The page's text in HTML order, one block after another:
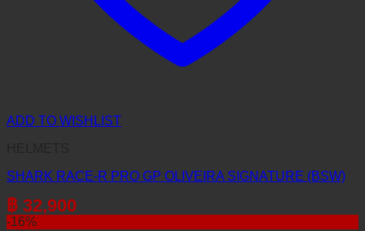
ADD TO WISHLIST
SHARK RACE-R PRO GP OLIVEIRA SIGNATURE (BSW)
฿ 32,900
-16%